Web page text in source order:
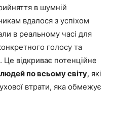
в шумній
вдалося з успіхом
в реальному часі для
голосу та
відкриває потенційне
по всьому світу, які
втрати, яка обмежує